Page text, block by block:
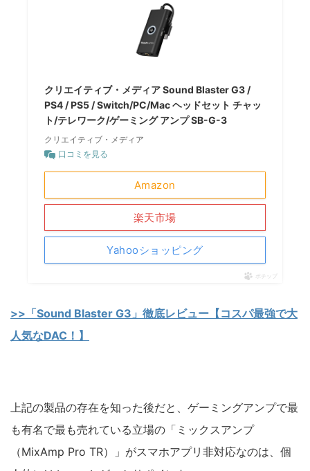
クリエイティブ・メディア Sound Blaster G3 /
PS4 / PS5 / Switch/PC/Mac ヘッドセット チャッ
ト/テレワーク/ゲーミング アンプ SB-G-3
クリエイティブ・メディア
口コミを見る
Amazon
楽天市場
Yahooショッピング
ポチップ
>>「Sound Blaster G3」徹底レビュー【コスパ最強で大
人気なDAC！】
上記の製品の存在を知った後だと、ゲーミングアンプで最
も有名で最も売れている立場の「ミックスアンプ
（MixAmp Pro TR）」がスマホアプリ非対応なのは、個